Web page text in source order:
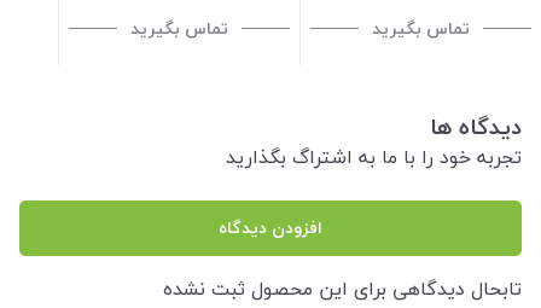
تماس بگیرید تماس بگیرید
دیدگاه ها
تجربه خود را با ما به اشتراگ بگذارید
افزودن دیدگاه
تابحال دیدگاهی برای این محصول ثبت نشده